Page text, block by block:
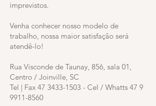
imprevistos.
Venha conhecer nosso modelo de
trabalho, nossa maior satisfação será
atendê-lo!
Rua Visconde de Taunay, 856, sala 01,
Centro / Joinville, SC
Tel | Fax 47 3433-1503 - Cel / Whatts 47 9
9911-8560